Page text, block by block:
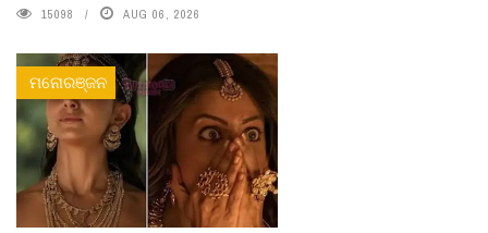
15098 AUG 06, 2026
ମନୋରଞ୍ଜନ